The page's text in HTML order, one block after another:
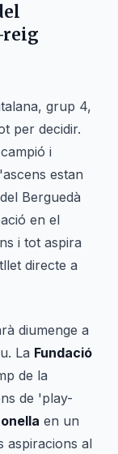
reig
grup 4,
per decidir.
i
estan
Berguedà
en el
i tot aspira
directe a
diumenge a
La Fundació
de la
de 'play-
en un
aspiracions al